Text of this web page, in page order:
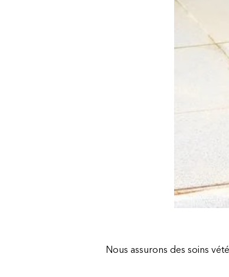
Nous assurons des soins